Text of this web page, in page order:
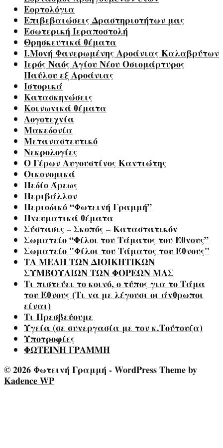
Εορτολόγια
Επιβεβαιώσεις Δραστηριοτήτων μας
Εσωτερική Ιεραποστολή
Θρησκευτικά θέματα
Ι.Μονή Φανερωμένης Αροάνιας Καλαβρύτων
Ιερός Ναός Αγίου Νέου Οσιομάρτυρος
Παύλου εξ Αροάνιας
Ιστορικά
Κατασκηνώσεις
Κοινωνικά θέματα
Λογοτεχνία
Μακεδονία
Μεταναστευτικό
Νεκρολογίες
Ο Γέρων Αυγουστίνος Καντιώτης
Οικονομικά
Πεδίο Άρεως
Περιβάλλον
Περιοδικό “Φωτεινή Γραμμή”
Πνευματικά θέματα
Σύστασις – Σκοπός – Καταστατικόν
Σωματείο “Φίλοι του Τάματος του Έθνους”
Σωματείο "Φίλοι του Τάματος του Έθνους"
ΤΑ ΜΕΛΗ ΤΩΝ ΔΙΟΙΚΗΤΙΚΩΝ
ΣΥΜΒΟΥΛΙΩΝ ΤΩΝ ΦΟΡΕΩΝ ΜΑΣ
Τι πιστεύει το κοινό, ο τύπος για το Τάμα
του Έθνους (Τι να με λέγουσι οι άνθρωποι
είναι)
Τι Πρεσβεύουμε
Υγεία (σε συνεργασία με τον κ.Τούτουζα)
Υποτροφίες
ΦΩΤΕΙΝΗ ΓΡΑΜΜΗ
© 2026 Φωτεινή Γραμμή - WordPress Theme by
Kadence WP